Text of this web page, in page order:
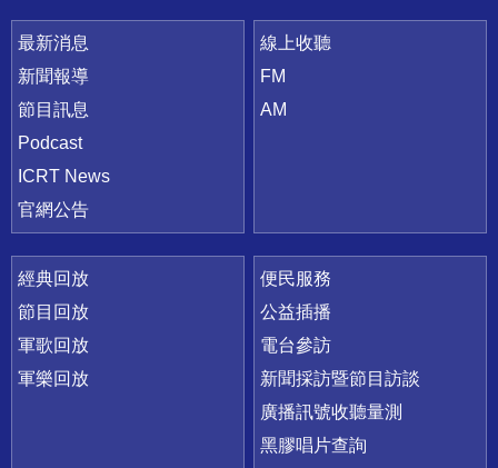
最新消息
新聞報導
節目訊息
Podcast
ICRT News
官網公告
線上收聽
FM
AM
經典回放
節目回放
軍歌回放
軍樂回放
便民服務
公益插播
電台參訪
新聞採訪暨節目訪談
廣播訊號收聽量測
黑膠唱片查詢